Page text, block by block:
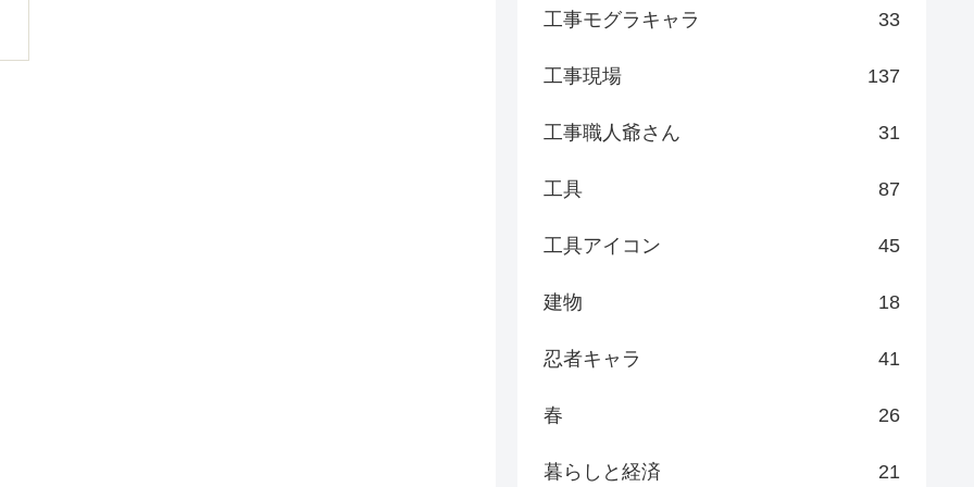
工事モグラキャラ 33
工事現場 137
工事職人爺さん 31
工具 87
工具アイコン 45
建物 18
忍者キャラ 41
春 26
暮らしと経済 21